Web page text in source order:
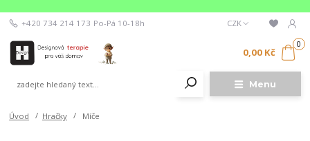
Menu
CZK
+420 734 214 173 Po-Pá 10-18h
0
0,00 Kč
Úvod Hračky Míče